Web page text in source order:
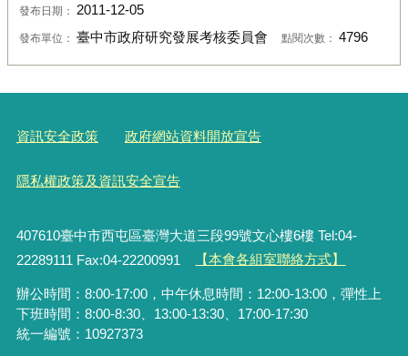
發布日期： 2011-12-05
發布單位： 臺中市政府研究發展考核委員會 點閱次數： 4796
資訊安全政策 政府網站資料開放宣告
隱私權政策及資訊安全宣告
407610臺中市西屯區臺灣大道三段99號文心樓6樓 Tel:04-
22289111 Fax:04-22200991
【本會各組室聯絡方式】
辦公時間：8:00-17:00，中午休息時間：12:00-13:00，彈性上
下班時間：8:00-8:30、13:00-13:30、17:00-17:30
統一編號：10927373